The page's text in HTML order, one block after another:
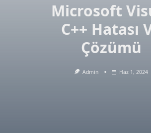
Microsoft
C++ Hatası
Çözümü
Admin Haz 1, 2024